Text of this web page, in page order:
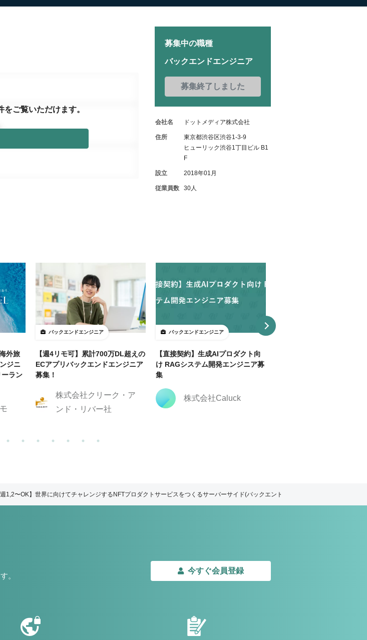
をご覧いただけます。
募集中の職種
バックエンドエンジニア
募集終了しました
会社名 ドットメディア株式会社
住所
東京都渋谷区渋谷1-3-9
ヒューリック渋谷1丁目ビル B1
F
設立 2018年01月
従業員数 30人
外旅
ジニ
ラン
バックエンドエンジニア
【週4リモ可】累計700万DL超えの
ECアプリバックエンドエンジニア
募集！
株式会社クリーク・ア
ンド・リバー社
バックエンドエンジニア
【直接契約】生成AIプロダクト向
け RAGシステム開発エンジニア募
集
株式会社Caluck
週1,2〜OK】世界に向けてチャレンジするNFTプロダクトサービスをつくるサーバーサイド(バックエンド)エンジニア募集！！
。
今すぐ会員登録